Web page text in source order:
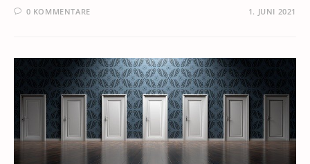
0 KOMMENTARE 1. JUNI 2021